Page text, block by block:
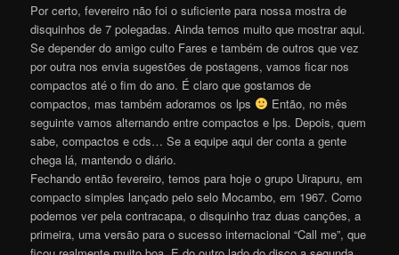
Por certo, fevereiro não foi o suficiente para nossa mostra de
disquinhos de 7 polegadas. Ainda temos muito que mostrar aqui.
Se depender do amigo culto Fares e também de outros que vez
por outra nos envia sugestões de postagens, vamos ficar nos
compactos até o fim do ano. É claro que gostamos de
compactos, mas também adoramos os lps
Então, no mês
seguinte vamos alternando entre compactos e lps. Depois, quem
sabe, compactos e cds… Se a equipe aqui der conta a gente
chega lá, mantendo o diário.
Fechando então fevereiro, temos para hoje o grupo Uirapuru, em
compacto simples lançado pelo selo Mocambo, em 1967. Como
podemos ver pela contracapa, o disquinho traz duas canções, a
primeira, uma versão para o sucesso internacional “Call me”, que